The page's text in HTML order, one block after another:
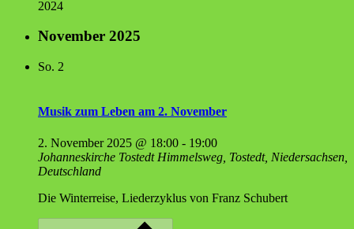
2024
November 2025
So. 2
Musik zum Leben am 2. November
2. November 2025 @ 18:00 - 19:00
Johanneskirche Tostedt Himmelsweg, Tostedt, Niedersachsen,
Deutschland
Die Winterreise, Liederzyklus von Franz Schubert